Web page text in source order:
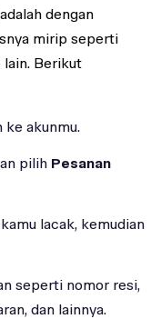
dengan
mirip seperti
Berikut
ke akunmu.
pilih Pesanan
lacak, kemudian
seperti nomor resi,
dan lainnya.